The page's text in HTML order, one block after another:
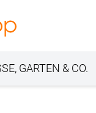
GARTEN & CO.